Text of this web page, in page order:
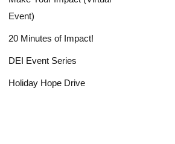
Event)
20 Minutes of Impact!
DEI Event Series
Holiday Hope Drive